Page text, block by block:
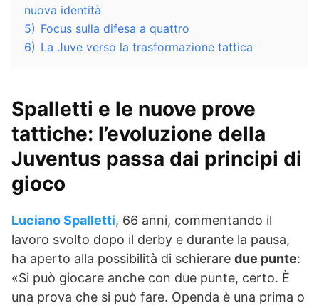
nuova identità
5) Focus sulla difesa a quattro
6) La Juve verso la trasformazione tattica
Spalletti e le nuove prove
tattiche: l’evoluzione della
Juventus passa dai principi di
gioco
Luciano Spalletti, 66 anni, commentando il
lavoro svolto dopo il derby e durante la pausa,
ha aperto alla possibilità di schierare due punte:
«Si può giocare anche con due punte, certo. È
una prova che si può fare. Openda è una prima o